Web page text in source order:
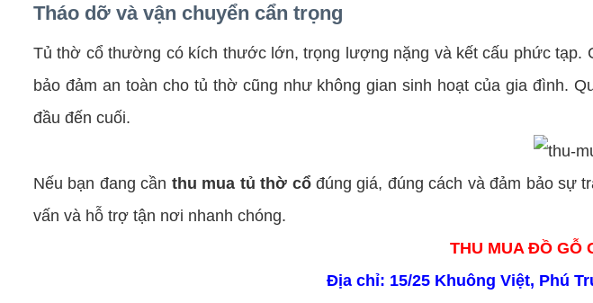
Tháo dỡ và vận chuyển cẩn trọng
Tủ thờ cổ thường có kích thước lớn, trọng lượng nặng và kết cấu phức
bảo đảm an toàn cho tủ thờ cũng như không gian sinh hoạt của gia đình.
đầu đến cuối.
Nếu bạn đang cần thu mua tủ thờ cổđúng giá, đúng cách và đảm bảo sự
vấn và hỗ trợ tận nơi nhanh chóng.
THU MUA ĐỒ GỖ
Địa chỉ: 15/25 Khuông Việt, Phú